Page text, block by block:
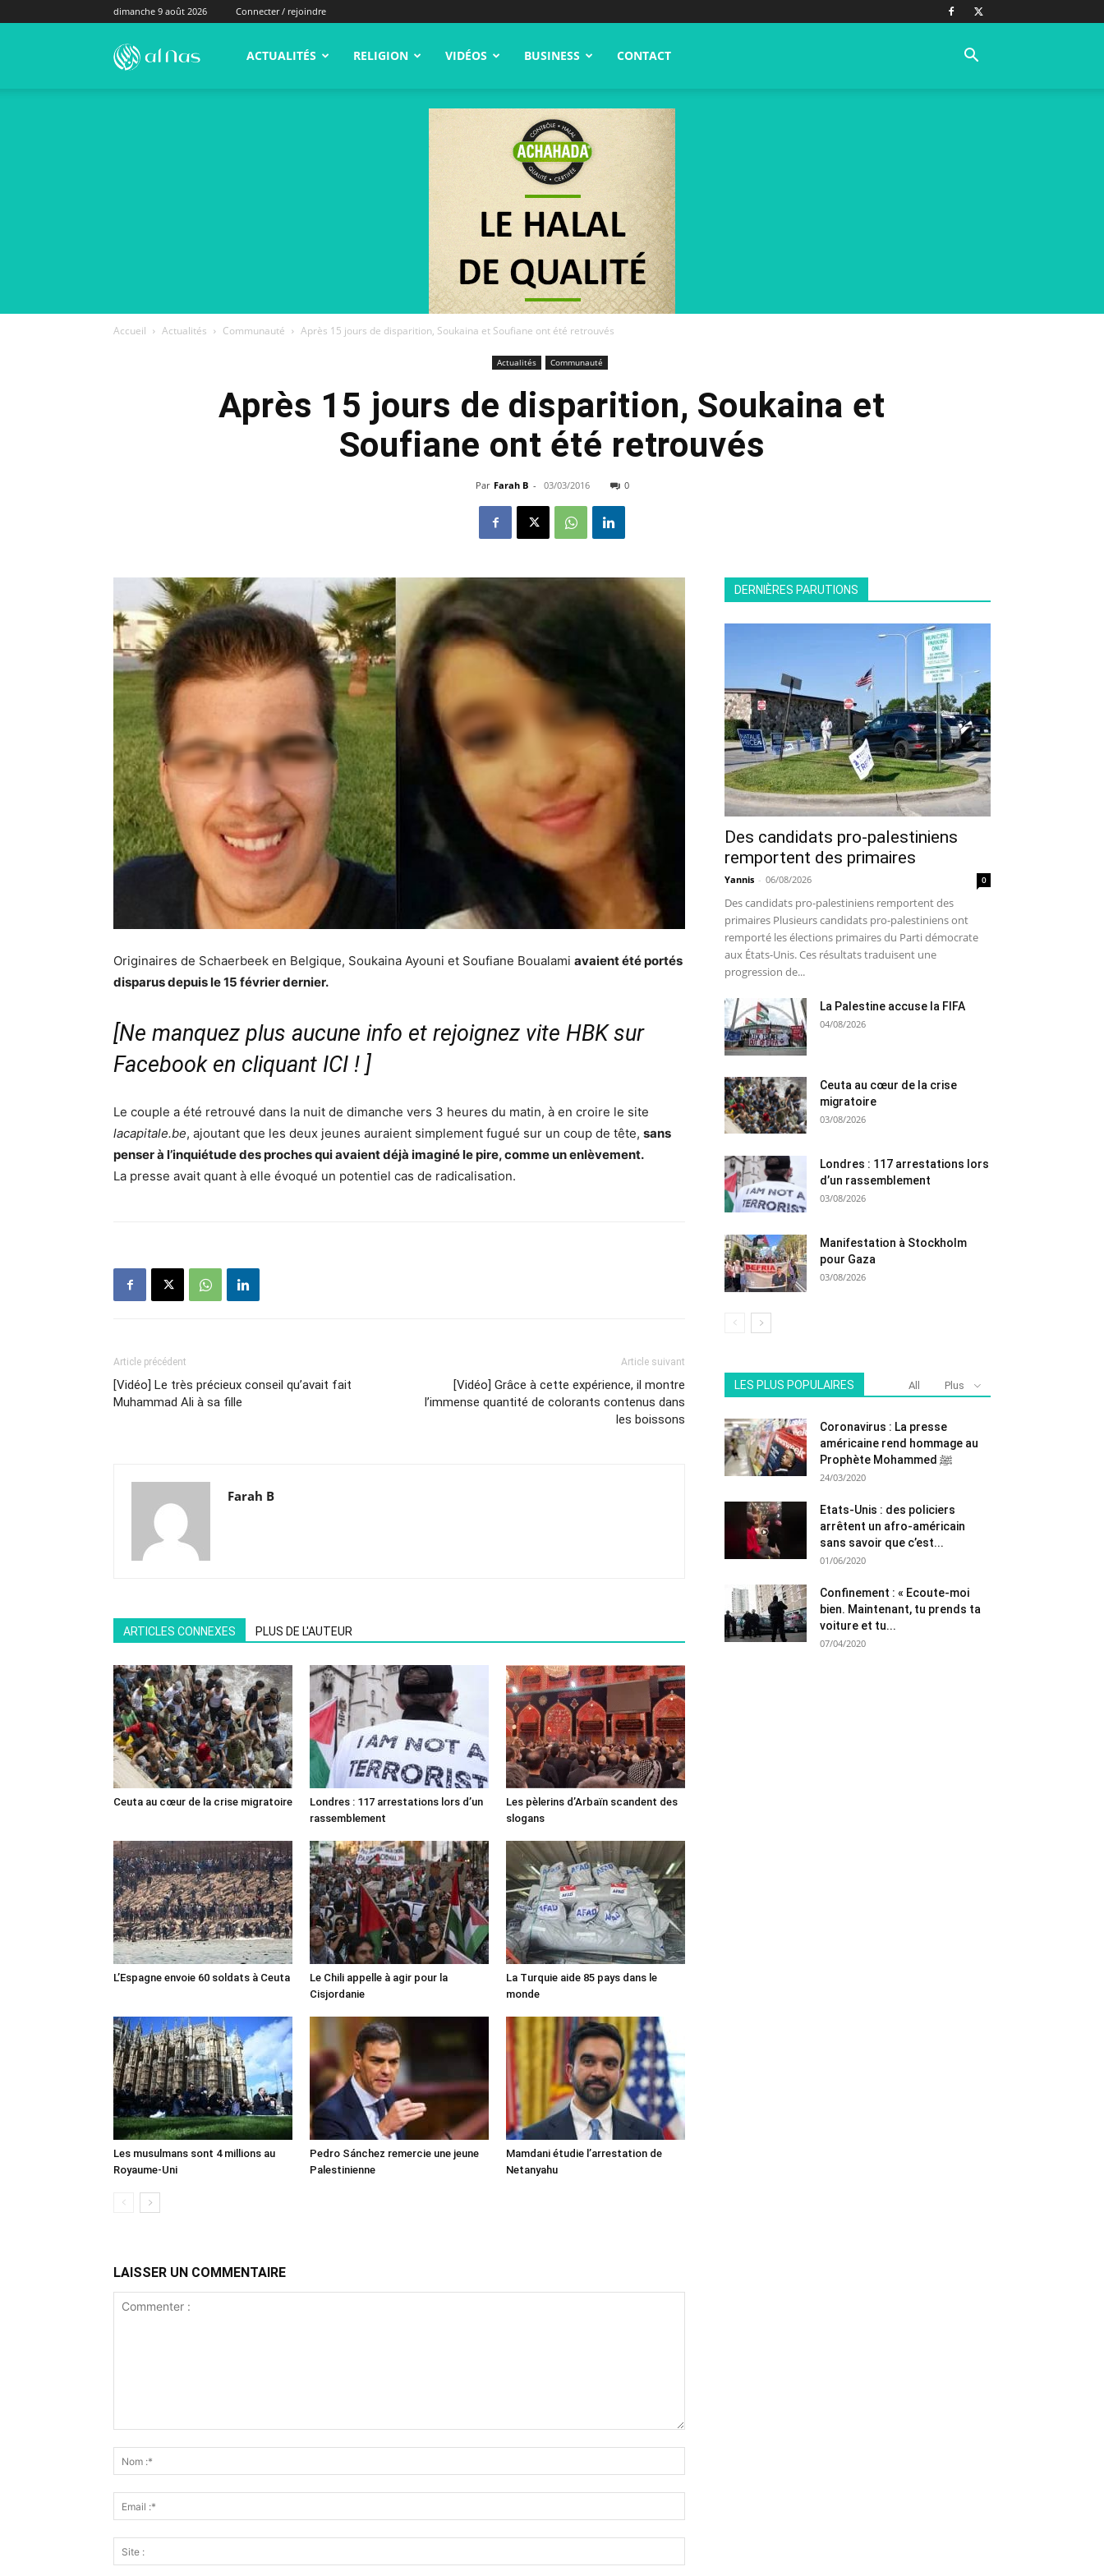
dimanche 9 août 2026 Connecter / rejoindre
alNas.fr ACTUALITÉS RELIGION VIDÉOS BUSINESS CONTACT
Accueil Actualités Communauté Après 15 jours de disparition, Soukaina et Soufiane ont été retrouvés
Actualités Communauté
Après 15 jours de disparition, Soukaina et
Soufiane ont été retrouvés
Par Farah B - 03/03/2016 0
Originaires de Schaerbeek en Belgique, Soukaina Ayouni et Soufiane Boualami avaient été portés
disparus depuis le 15 février dernier.
[Ne manquez plus aucune info et rejoignez vite HBK sur
Facebook en cliquant ICI ! ]
Le couple a été retrouvé dans la nuit de dimanche vers 3 heures du matin, à en croire le site
lacapitale.be, ajoutant que les deux jeunes auraient simplement fugué sur un coup de tête, sans
penser à l’inquiétude des proches qui avaient déjà imaginé le pire, comme un enlèvement.
La presse avait quant à elle évoqué un potentiel cas de radicalisation.
Article précédent
[Vidéo] Le très précieux conseil qu’avait fait
Muhammad Ali à sa fille
Article suivant
[Vidéo] Grâce à cette expérience, il montre
l’immense quantité de colorants contenus dans
les boissons
Farah B
ARTICLES CONNEXES PLUS DE L'AUTEUR
Ceuta au cœur de la crise migratoire
Londres : 117 arrestations lors d’un
rassemblement
Les pèlerins d’Arbaïn scandent des
slogans
L’Espagne envoie 60 soldats à Ceuta
Le Chili appelle à agir pour la
Cisjordanie
La Turquie aide 85 pays dans le
monde
Les musulmans sont 4 millions au
Royaume-Uni
Pedro Sánchez remercie une jeune
Palestinienne
Mamdani étudie l’arrestation de
Netanyahu
LAISSER UN COMMENTAIRE
DERNIÈRES PARUTIONS
Des candidats pro-palestiniens
remportent des primaires
Yannis - 06/08/2026 0
Des candidats pro-palestiniens remportent des
primaires Plusieurs candidats pro-palestiniens ont
remporté les élections primaires du Parti démocrate
aux États-Unis. Ces résultats traduisent une
progression de...
La Palestine accuse la FIFA
04/08/2026
Ceuta au cœur de la crise
migratoire
03/08/2026
Londres : 117 arrestations lors
d’un rassemblement
03/08/2026
Manifestation à Stockholm
pour Gaza
03/08/2026
LES PLUS POPULAIRES All Plus
Coronavirus : La presse
américaine rend hommage au
Prophète Mohammed ﷺ
24/03/2020
Etats-Unis : des policiers
arrêtent un afro-américain
sans savoir que c’est...
01/06/2020
Confinement : « Ecoute-moi
bien. Maintenant, tu prends ta
voiture et tu...
07/04/2020